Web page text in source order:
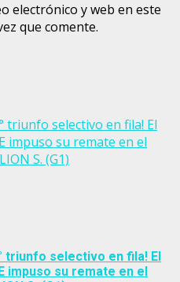
electrónico y web en este
que comente.
triunfo selectivo en fila! El
impuso su remate en el
S. (G1)
triunfo selectivo en fila! El
impuso su remate en el